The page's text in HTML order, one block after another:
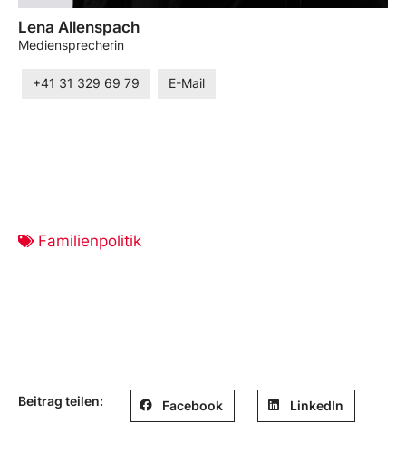
Lena Allenspach
Mediensprecherin
+41 31 329 69 79 E-Mail
Familienpolitik
Beitrag teilen: Facebook LinkedIn